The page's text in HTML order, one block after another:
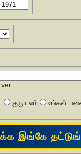
குரு பலம் உங்கள்